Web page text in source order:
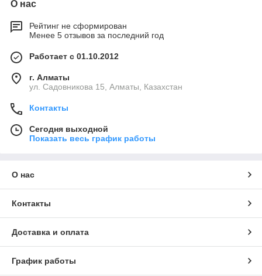
О нас
Рейтинг не сформирован
Менее 5 отзывов за последний год
Работает с 01.10.2012
г. Алматы
ул. Садовникова 15, Алматы, Казахстан
Контакты
Сегодня выходной
Показать весь график работы
О нас
Контакты
Доставка и оплата
График работы